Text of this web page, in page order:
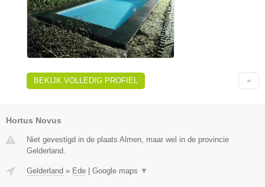
BEKIJK VOLLEDIG PROFIEL
Hortus Novus
Niet gevestigd in de plaats Almen, maar wel in de provincie
Gelderland.
Gelderland » Ede Google maps ▼